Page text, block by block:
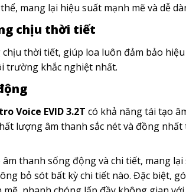
mang lại hiệu suất mạnh mẽ và dễ
chịu thời tiết
thời tiết, giúp loa luôn đảm bảo
trường khắc nghiệt nhất.
Voice EVID 3.2T có khả năng tái tạo
lượng âm thanh sắc nét và đồng
thanh sống động và chi tiết, mang
bỏ sót bất kỳ chi tiết nào. Đặc biệt,